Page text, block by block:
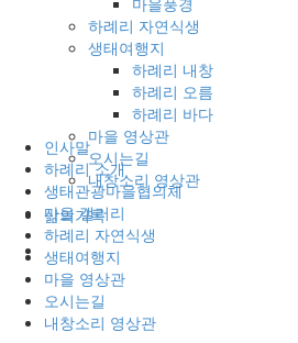
하례리 자연식생
생태여행지
하례리 내창
하례리 오름
하례리 바다
마을 영상관
오시는길
내창소리 영상관
삶의기록
인사말
하례리 소개
생태관광마을협의체
마을 갤러리
하례리 자연식생
생태여행지
마을 영상관
오시는길
내창소리 영상관